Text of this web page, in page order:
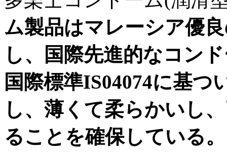
ム製品はマレーシア優
し、国際先進的なコン
国際標準IS04074に基つ
し、薄くて柔らかいし
ることを確保している。